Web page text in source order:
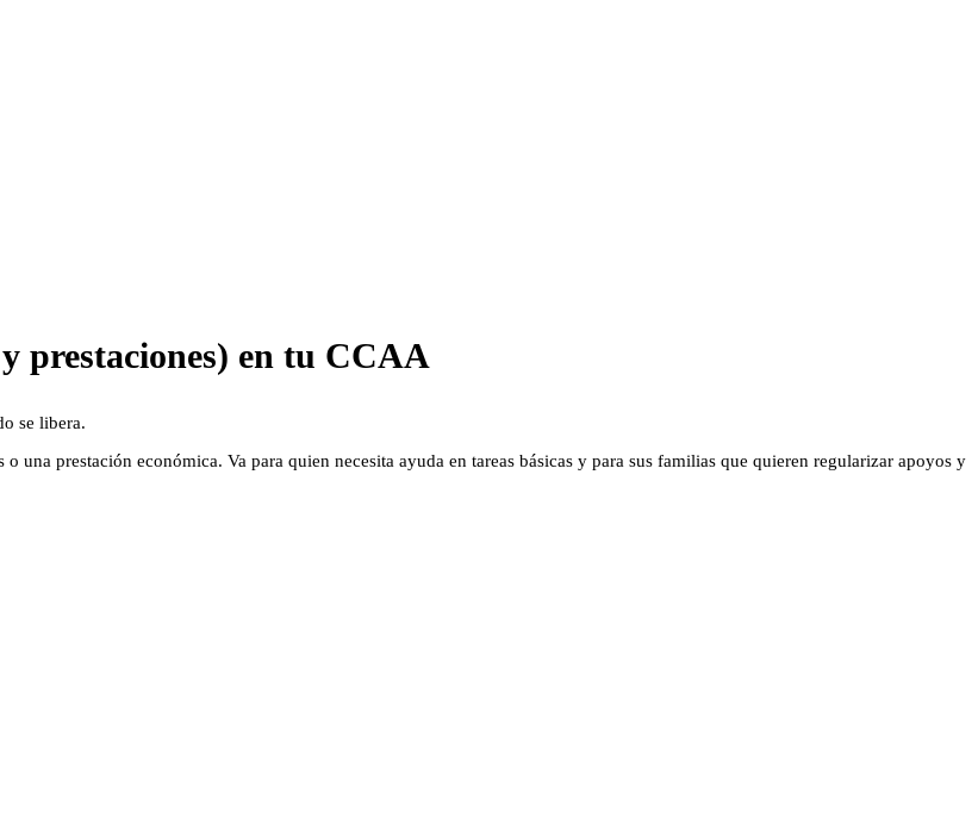
prestaciones) en tu CCAA
se libera.
prestación económica. Va para quien necesita ayuda en tareas básicas y para sus familias que quieren regularizar apoyos y